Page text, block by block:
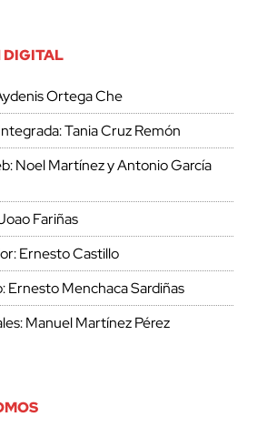
DIGITAL
Ortega Che
Tania Cruz Remón
Noel Martínez y Antonio García
Fariñas
Ernesto Castillo
Ernesto Menchaca Sardiñas
Manuel Martínez Pérez